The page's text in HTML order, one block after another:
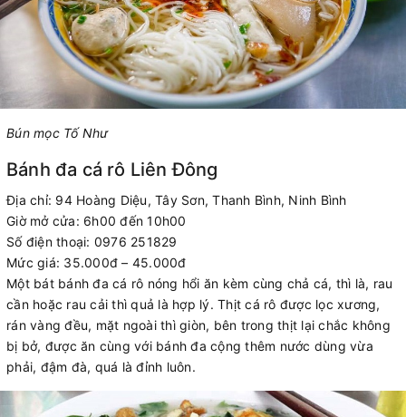
Bún mọc Tố Như
Bánh đa cá rô Liên Đông
Địa chỉ: 94 Hoàng Diệu, Tây Sơn, Thanh Bình, Ninh Bình
Giờ mở cửa: 6h00 đến 10h00
Số điện thoại: 0976 251829
Mức giá: 35.000đ – 45.000đ
Một bát bánh đa cá rô nóng hổi ăn kèm cùng chả cá, thì là, rau
cần hoặc rau cải thì quả là hợp lý. Thịt cá rô được lọc xương,
rán vàng đều, mặt ngoài thì giòn, bên trong thịt lại chắc không
bị bở, được ăn cùng với bánh đa cộng thêm nước dùng vừa
phải, đậm đà, quá là đỉnh luôn.